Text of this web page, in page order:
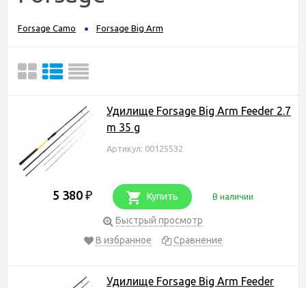
Forsage Camo Forsage Big Arm
Удилище Forsage Big Arm Feeder 2.7
m 35 g
Артикул: 00125532
5 380 ₽ Купить В наличии
Быстрый просмотр
В избранное
Сравнение
Удилище Forsage Big Arm Feeder